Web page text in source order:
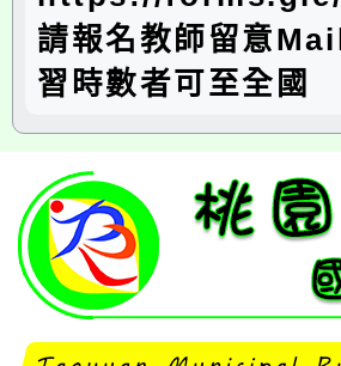
請報名教師留意
習時數者可至全國